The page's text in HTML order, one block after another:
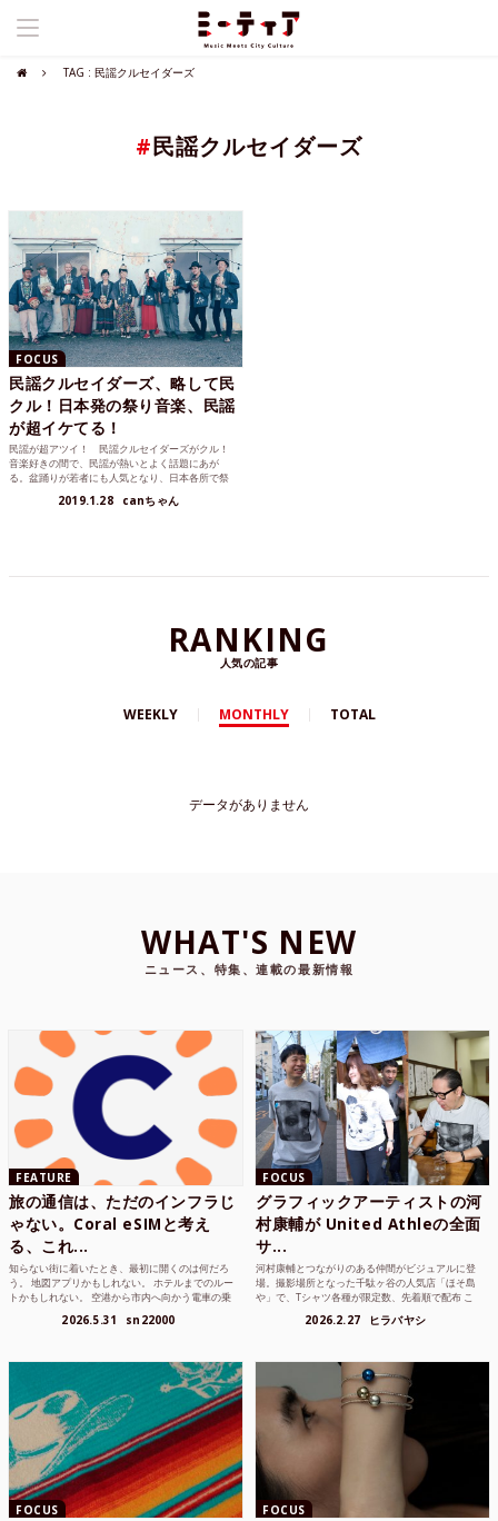
TAG : 民謡クルセイダーズ
#民謡クルセイダーズ
FOCUS
民謡クルセイダーズ、略して民
クル！日本発の祭り音楽、民謡
が超イケてる！
民謡が超アツイ！ 民謡クルセイダーズがクル！
音楽好きの間で、民謡が熱いとよく話題にあが
る。盆踊りが若者にも人気となり、日本各所で祭
2019.1.28 canちゃん
RANKING
人気の記事
WEEKLY MONTHLY TOTAL
データがありません
WHAT'S NEW
ニュース、特集、連載の最新情報
FEATURE
旅の通信は、ただのインフラじ
ゃない。Coral eSIMと考え
る、これ...
知らない街に着いたとき、最初に開くのは何だろ
う。 地図アプリかもしれない。 ホテルまでのルー
トかもしれない。 空港から市内へ向かう電車の乗
2026.5.31 sn22000
FOCUS
グラフィックアーティストの河
村康輔が United Athleの全面
サ...
河村康輔とつながりのある仲間がビジュアルに登
場。撮影場所となった千駄ヶ谷の人気店「ほそ島
や」で、Tシャツ各種が限定数、先着順で配布 こ
2026.2.27 ヒラバヤシ
FOCUS FOCUS